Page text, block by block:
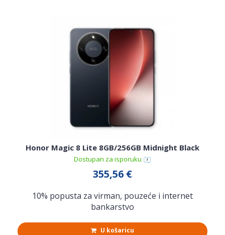
Honor Magic 8 Lite 8GB/256GB Midnight Black
Dostupan za isporuku
355,56 €
10% popusta za virman, pouzeće i internet
bankarstvo
U košaricu